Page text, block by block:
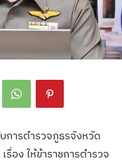
ารตำรวจภูธรจังหวัด
อง ให้ข้าราชการตำรวจ